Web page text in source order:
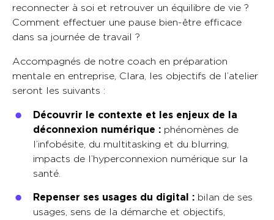
reconnecter à soi et retrouver un équilibre de vie ?
Comment effectuer une pause bien-être efficace
dans sa journée de travail ?
Accompagnés de notre coach en préparation
mentale en entreprise, Clara, les objectifs de l’atelier
seront les suivants :
Découvrir le contexte et les enjeux de la
déconnexion numérique : phénomènes de
l’infobésite, du multitasking et du blurring,
impacts de l’hyperconnexion numérique sur la
santé.
Repenser ses usages du digital : bilan de ses
usages, sens de la démarche et objectifs,